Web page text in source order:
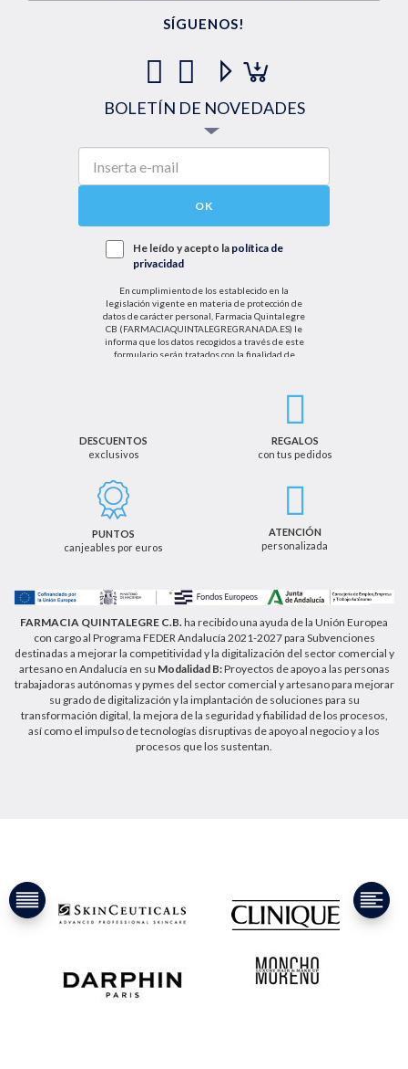
SÍGUENOS!
BOLETÍN DE NOVEDADES
OK
He leído y acepto la política de
privacidad
En cumplimiento de los establecido en la
legislación vigente en materia de protección de
datos de carácter personal, Farmacia Quintalegre
CB (FARMACIAQUINTALEGREGRANADA.ES) le
informa que los datos recogidos a través de este
formulario serán tratados con la finalidad de
el tratamiento de sus datos personales se basará
cancelación u oposición, así como los derechos
adicionales que le asisten a través de la dirección
de email info@farmaciaquintalegregranada.es, así
como a través de los medios detallados en la
información adicional sobre nuestra política de
privacidad que puede consultar en la dirección web
DESCUENTOS
exclusivos
REGALOS
con tus pedidos
PUNTOS
canjeables por euros
ATENCIÓN
personalizada
FARMACIA QUINTALEGRE C.B. ha recibido una ayuda de la Unión Europea
con cargo al Programa FEDER Andalucía 2021-2027 para Subvenciones
destinadas a mejorar la competitividad y la digitalización del sector comercial y
artesano en Andalucía en su Modalidad B:Proyectos de apoyo a las personas
trabajadoras autónomas y pymes del sector comercial y artesano para mejorar
su grado de digitalización y la implantación de soluciones para su
transformación digital, la mejora de la seguridad y fiabilidad de los procesos,
así como el impulso de tecnologías disruptivas de apoyo al negocio y a los
procesos que los sustentan.